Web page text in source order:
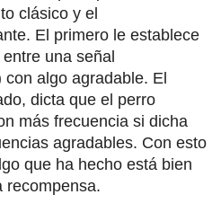
clásico y el
El primero le establece
una señal
algo agradable. El
dicta que el perro
más frecuencia si dicha
agradables. Con esto
que ha hecho está bien
recompensa.